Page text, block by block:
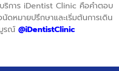
บริการ iDentist Clinic คือคำตอบ
หมายปรึกษาและเริ่มต้นการเดิน
รณ์ @iDentistClinic